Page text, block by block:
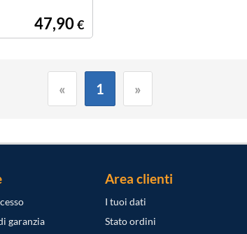
47,90€
« 1 »
garanzia
Area clienti
I tuoi dati
Stato ordini